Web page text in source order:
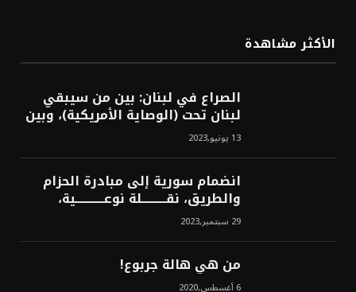
الأكثر مشاهدة
الصراع في لبنان: بين من سيبقي
لبنان تحت (الوصاية الأمريكية)، وبين
من سيخرج لبنان من النفق الغربي!
محمد محسن13 يونيو,2023
انضمام سورية إلى مبادرة الحزام
والطريق، نقــــــــــلة نوعــــــــــــية،
استراتيجية، تاريخية، نهائية، نحو
الشرق!محمد محسن29 سبتمبر,2023
من هي هالة جربوع!
6 أغسطس,2020